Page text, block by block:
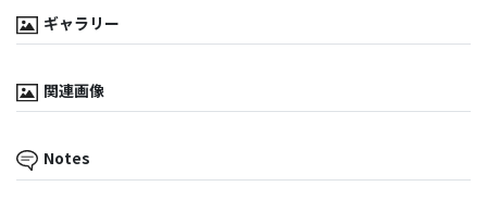
ギャラリー
関連画像
Notes